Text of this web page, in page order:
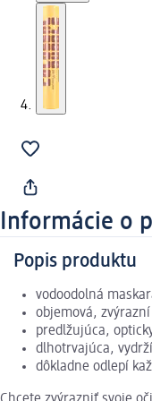
Informácie o
Popis produktu
vodoodolná
objemová,
predlžujúca,
dlhotrvajúca,
dôkladne odlepí